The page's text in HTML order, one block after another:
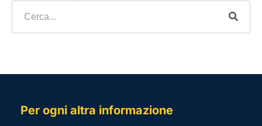
Per ogni altra informazione